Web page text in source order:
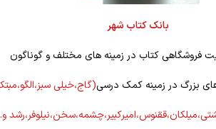
بانک کتاب شهر
فروشگاهی کتاب در زمینه های مختلف و گوناگون
های بزرگ در زمینه کمک درسی(گاج،خیلی